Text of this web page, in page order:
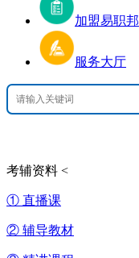
加盟易职邦
服务大厅
考辅资料 <
① 直播课
② 辅导教材